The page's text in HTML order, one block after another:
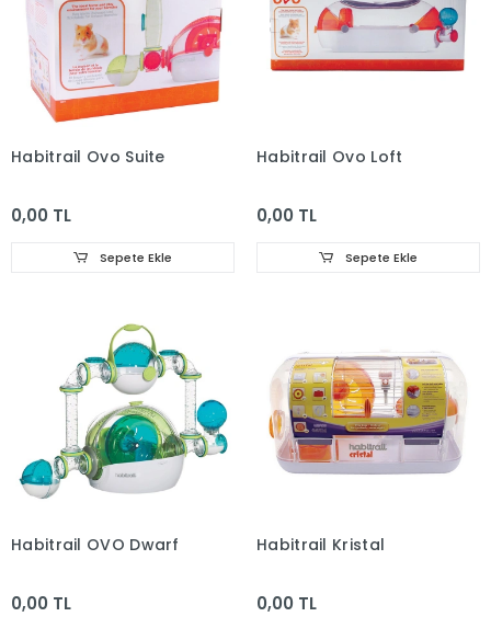
Habitrail Ovo Suite
0,00 TL
Sepete Ekle
Habitrail Ovo Loft
0,00 TL
Sepete Ekle
Habitrail OVO Dwarf
0,00 TL
Habitrail Kristal
0,00 TL